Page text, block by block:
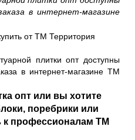
в интернет-магазине
опт или вы хотите
поребрики или
профессионалам ТМ